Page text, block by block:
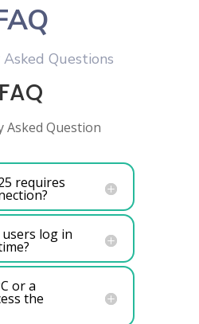
Questions
FAQ
Asked Question
requires
log in
or a
the